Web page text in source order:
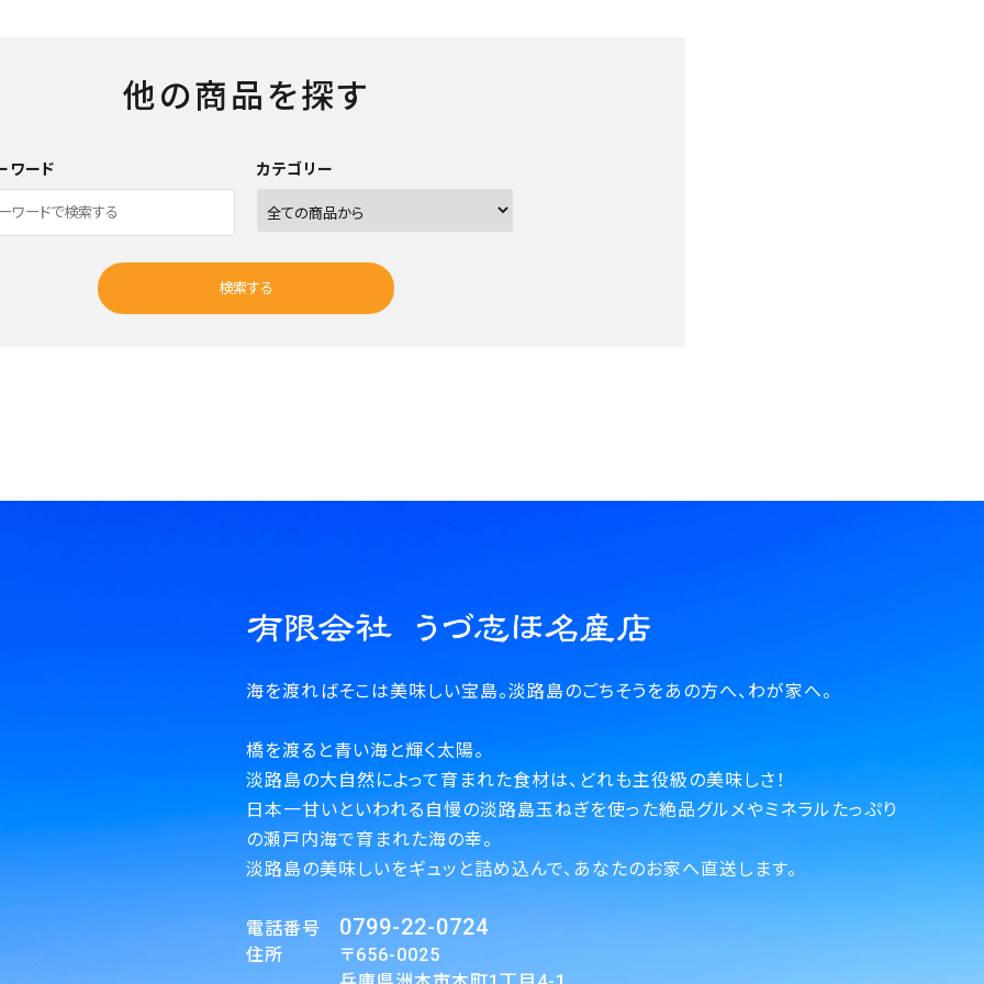
他の商品を探す
ワード カテゴリー
検索する
海を渡ればそこは美味しい宝島。淡路島のごちそうをあの方へ、わが家へ。
橋を渡ると青い海と輝く太陽。
淡路島の大自然によって育まれた食材は、どれも主役級の美味しさ！
日本一甘いといわれる自慢の淡路島玉ねぎを使った絶品グルメやミネラルたっぷり
の瀬戸内海で育まれた海の幸。
淡路島の美味しいをギュッと詰め込んで、あなたのお家へ直送します。
電話番号 0799-22-0724
住所 〒656-0025